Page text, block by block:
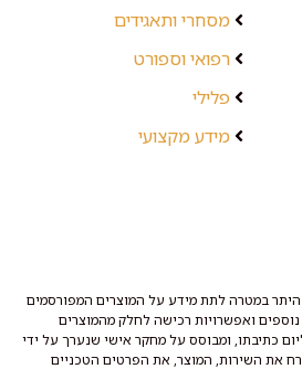
מסחרי ותאגידים
רפואי וספורט
פלילי
מידע מקצועי
היתר במטרה לתת מידע על המוצרים המפורסמים
ואפשרויות רכישה לחלק מהמוצרים
כתיבתו, ומבוסס על מחקר אישי שנערך על ידי
את השירות, המוצר, את הפרטים הטכניים